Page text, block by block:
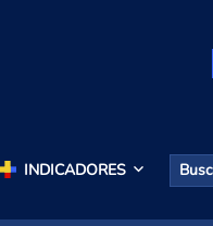
INDICADORES